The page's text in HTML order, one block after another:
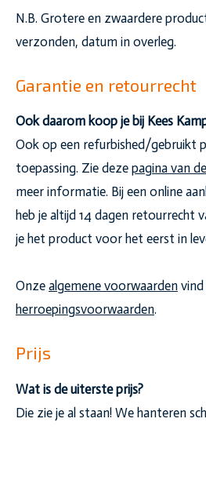
N.B. Grotere en zwaardere
verzonden, datum in overleg.
Garantie en retourrecht
Ook daarom koop je bij Kees
Ook op een refurbished/gebruikt
toepassing. Zie deze pagina van
meer informatie. Bij een online
heb je altijd 14 dagen retourrecht
je het product voor het eerst in
Onze algemene voorwaarden
herroepingsvoorwaarden.
Prijs
Wat is de uiterste prijs?
Die zie je al staan! We hanteren